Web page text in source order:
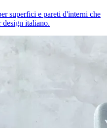
superfici e pareti d'interni che
italiano.